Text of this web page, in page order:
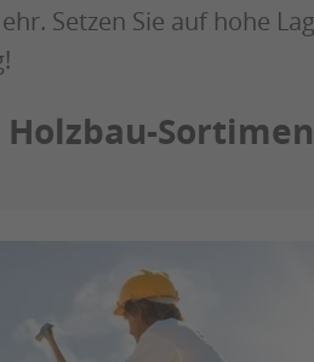
Setzen Sie auf hohe
Holzbau-